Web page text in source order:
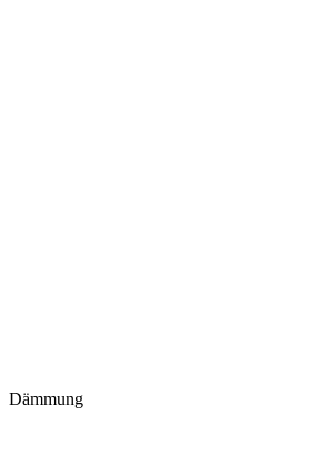
Dämmung